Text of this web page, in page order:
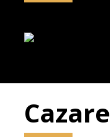
Cazare